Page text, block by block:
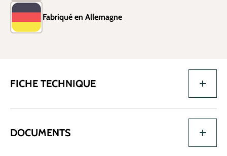
Fabriqué en Allemagne
FICHE TECHNIQUE
DOCUMENTS